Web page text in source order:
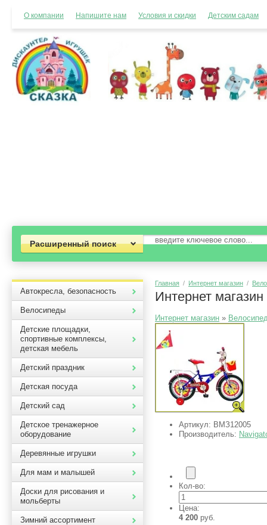
О компании Напишите нам Условия и скидки Детским садам
Расширенный поиск
Автокресла, безопасность
Велосипеды
Детские площадки,
спортивные комплексы,
детская мебель
Детский праздник
Детская посуда
Детский сад
Детское тренажерное
оборудование
Деревянные игрушки
Для мам и малышей
Доски для рисования и
мольберты
Зимний ассортимент
Главная / Интернет магазин /
Интернет магазин
Интернет магазин »
Артикул: ВМЗ12005
Производитель:
Кол-во:
Цена:
4 200 руб.